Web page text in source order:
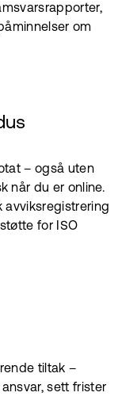
om
– også uten
når du er online.
avviksregistrering
for ISO
tiltak –
sett frister